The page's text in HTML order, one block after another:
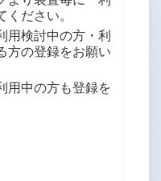
ださい。
用検討中の方・利
方の登録をお願い
用中の方も登録を